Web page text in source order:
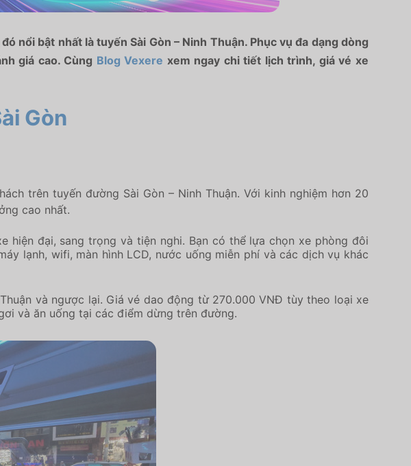
nổi bật nhất là tuyến Sài Gòn – Ninh Thuận. Phục vụ đa dạng dòng
giá cao. Cùng Blog Vexere xem ngay chi tiết lịch trình, giá vé xe
Gòn
trên tuyến đường Sài Gòn – Ninh Thuận. Với kinh nghiệm hơn 20
cao nhất.
hiện đại, sang trọng và tiện nghi. Bạn có thể lựa chọn xe phòng đôi
lạnh, wifi, màn hình LCD, nước uống miễn phí và các dịch vụ khác
và ngược lại. Giá vé dao động từ 270.000 VNĐ tùy theo loại xe
và ăn uống tại các điểm dừng trên đường.